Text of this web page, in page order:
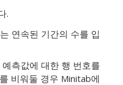
.
연속된 기간의 수를 입
예측값에 대한 행 번호를
비워둘 경우 Minitab에